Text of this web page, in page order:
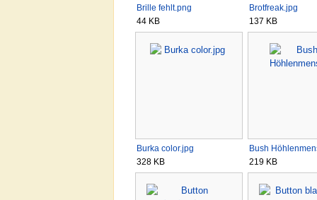
Brille fehlt.png
44 KB
Brotfreak.jpg
137 KB
Burka color.jpg
328 KB
Bush
219 KB